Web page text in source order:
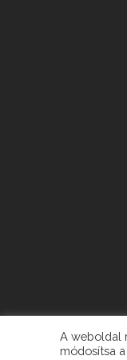
A weboldal
módosítsa